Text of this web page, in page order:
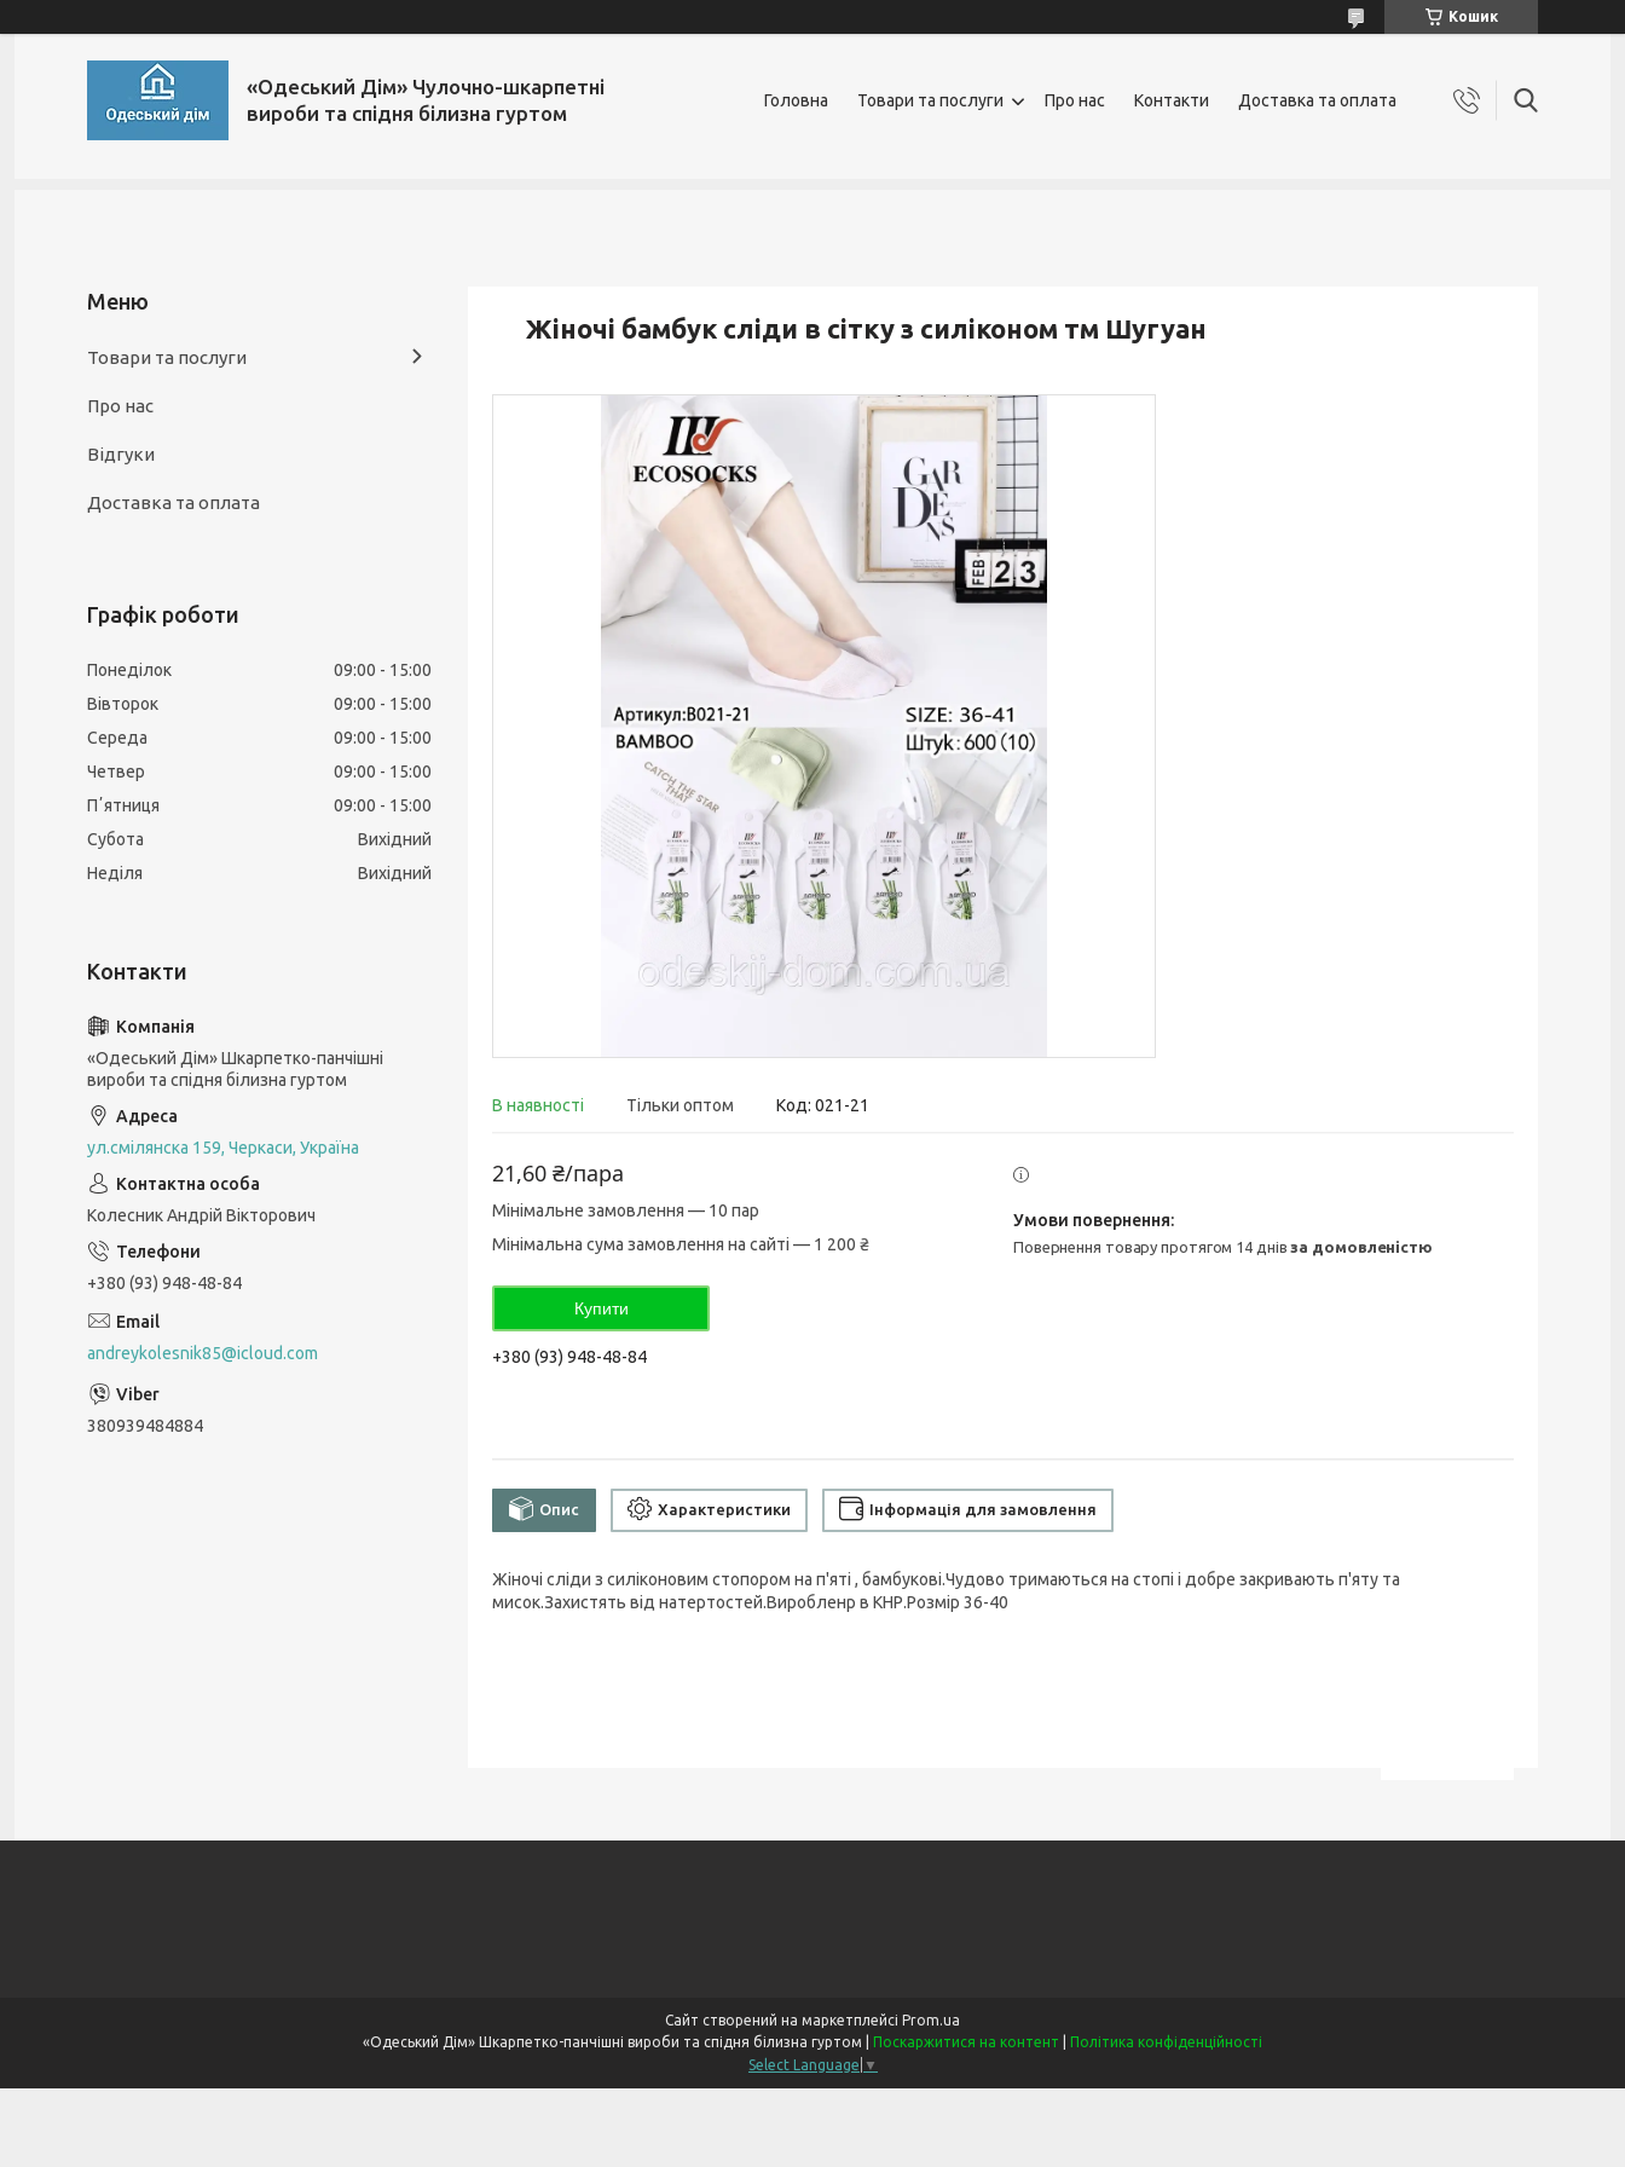
Кошик
«Одеський Дім» Чулочно-шкарпетні
вироби та спідня білизна гуртом
Головна Товари та послуги Про нас Контакти Доставка та оплата
Жіночі бамбук сліди в сітку з силіконом тм Шугуан
В наявності Тільки оптом Код: 021-21
21,60 ₴/пара
Мінімальне замовлення — 10 пар
Мінімальна сума замовлення на сайті — 1 200 ₴
Купити
+380 (93) 948-48-84
повернення товару протягом 14 днівза домовленістю
Опис Характеристики Інформація для замовлення
Жіночі сліди з силіконовим стопором на п'яті , бамбукові.Чудово тримаються на стопі і добре закривають п'яту та
мисок.Захистять від натертостей.Виробленр в КНР.Розмір 36-40
Товари та послуги
Про нас
Відгуки
Доставка та оплата
Графік роботи
Понеділок 09:00
15:00
Вівторок
09:00
15:00
Середа
09:00
15:00
Четвер
09:00
15:00
Пʼятниця
09:00
15:00
Субота
Вихідний
Неділя
Вихідний
«Одеський Дім» Шкарпетко-панчішні
вироби та спідня білизна гуртом
ул.смілянска 159, Черкаси, Україна
Колесник Андрій Вікторович
+380 (93) 948-48-84
andreykolesnik85@icloud.com
380939484884
Сайт створений на маркетплейсі Prom.ua
Поскаржитися на контент
Політика конфіденційності
Select Language ▼